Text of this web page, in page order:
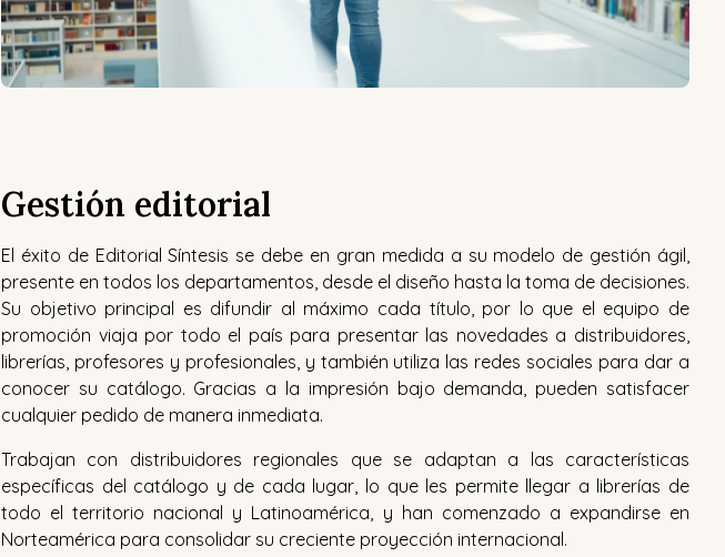
Gestión editorial
El éxito de Editorial Síntesis se debe en gran medida a su modelo de gestión ágil,
presente en todos los departamentos, desde el diseño hasta la toma de decisiones.
Su objetivo principal es difundir al máximo cada título, por lo que el equipo de
promoción viaja por todo el país para presentar las novedades a distribuidores,
librerías, profesores y profesionales, y también utiliza las redes sociales para dar a
conocer su catálogo. Gracias a la impresión bajo demanda, pueden satisfacer
cualquier pedido de manera inmediata.
Trabajan con distribuidores regionales que se adaptan a las características
específicas del catálogo y de cada lugar, lo que les permite llegar a librerías de
todo el territorio nacional y Latinoamérica, y han comenzado a expandirse en
Norteamérica para consolidar su creciente proyección internacional.